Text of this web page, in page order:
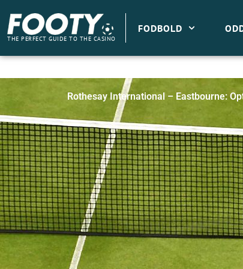
indholdet
THE PERFECT GUIDE TO THE CASINO
FODBOLD
Rothesay International – Eastbourne: